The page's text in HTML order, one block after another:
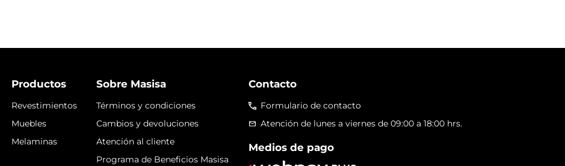
Productos
Revestimientos
Muebles
Melaminas
Sobre Masisa
Términos y condiciones
Cambios y devoluciones
Atención al cliente
Programa de Beneficios Masisa
Contacto
Formulario de contacto
Atención de lunes a viernes de 09:00 a 18:00 hrs.
Medios de pago